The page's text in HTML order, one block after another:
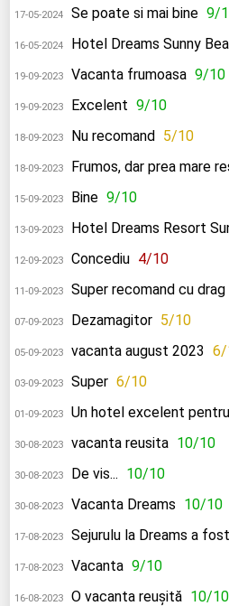
17-05-2024 Se poate si mai bine 9/
16-05-2024 Hotel Dreams Sunny
19-09-2023 Vacanta frumoasa 9/10
19-09-2023 Excelent 9/10
18-09-2023 Nu recomand 5/10
18-09-2023 Frumos, dar prea mare
15-09-2023 Bine 9/10
13-09-2023 Hotel Dreams Resort
12-09-2023 Concediu 4/10
11-09-2023 Super recomand cu drag
07-09-2023 Dezamagitor 5/10
05-09-2023 vacanta august 2023 6/
03-09-2023 Super 6/10
01-09-2023 Un hotel excelent
30-08-2023 vacanta reusita 10/10
30-08-2023 De vis... 10/10
30-08-2023 Vacanta Dreams 10/10
17-08-2023 Sejurulu la Dreams a
17-08-2023 Vacanta 9/10
16-08-2023 O vacanta reușită 10/10